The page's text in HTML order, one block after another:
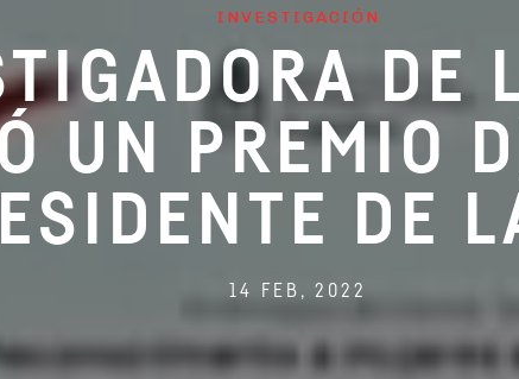
INVESTIGACIÓN
DE
UN PREMIO
DE
14 FEB, 2022